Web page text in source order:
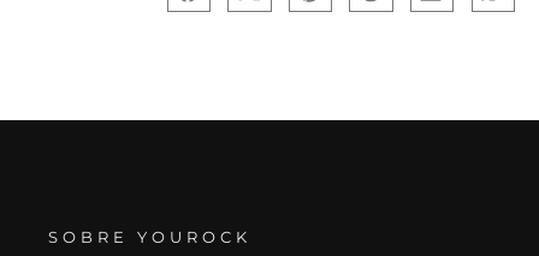
SOBRE YOUROCK